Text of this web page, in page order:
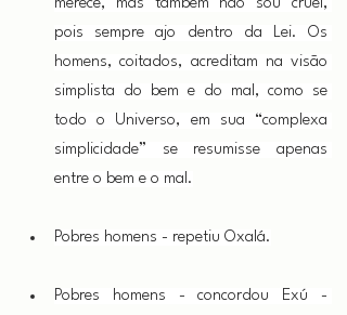
merece, mas também não sou cruel,
pois sempre ajo dentro da Lei. Os
homens, coitados, acreditam na visão
simplista do bem e do mal, como se
todo o Universo, em sua “complexa
simplicidade” se resumisse apenas
entre o bem e o mal.
Pobres homens - repetiu Oxalá.
Pobres homens - concordou Exú -